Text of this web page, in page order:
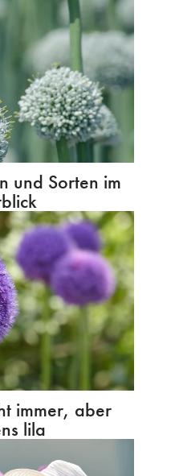
und Sorten im
immer, aber
lila